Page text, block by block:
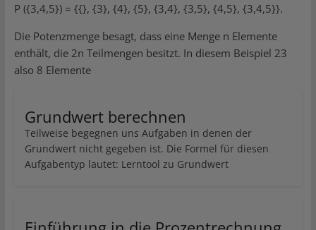
P ({3,4,5}) = {{}, {3}, {4}, {5}, {3,4}, {3,5}, {4,5}, {3,4,5}}.
Die Potenzmenge besagt, dass eine Menge n Elemente
enthält, die 2n Teilmengen besitzt. In diesem Beispiel 23
also 8 Elemente
Grundwert berechnen
Teilweise begegnen uns Aufgaben in denen der
Grundwert nicht gegeben ist. Die Formel für diesen
Aufgabentyp lautet: Lerntool zu Grundwert